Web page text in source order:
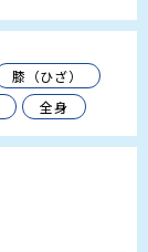
膝（ひざ）
全身